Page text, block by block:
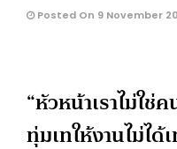
Posted On 9 November
“หัวหน้าเราไม่ใช่
ทุ่มเทให้งานไม่ได้